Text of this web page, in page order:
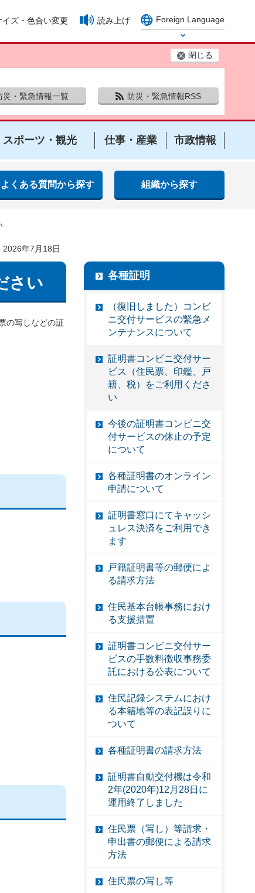
閉じる
災・緊急情報一覧
防災・緊急情報RSS
イズ・色合い変更 読み上げ
Foreign Language
Select Language
スポーツ・観光 仕事・産業 市政情報
よくある質問から探す 組織から探す
2026年7月18日
さい
の写しなどの証
各種証明
（復旧しました）コンビ
ニ交付サービスの緊急メ
ンテナンスについて
証明書コンビニ交付サー
ビス（住民票、印鑑、戸
籍、税）をご利用くださ
い
今後の証明書コンビニ交
付サービスの休止の予定
について
各種証明書のオンライン
申請について
証明書窓口にてキャッシ
ュレス決済をご利用でき
ます
戸籍証明書等の郵便によ
る請求方法
住民基本台帳事務におけ
る支援措置
証明書コンビニ交付サー
ビスの手数料徴収事務委
託における公表について
住民記録システムにおけ
る本籍地等の表記誤りに
ついて
各種証明書の請求方法
証明書自動交付機は令和
2年(2020年)12月28日に
運用終了しました
住民票（写し）等請求・
申出書の郵便による請求
方法
住民票の写し等